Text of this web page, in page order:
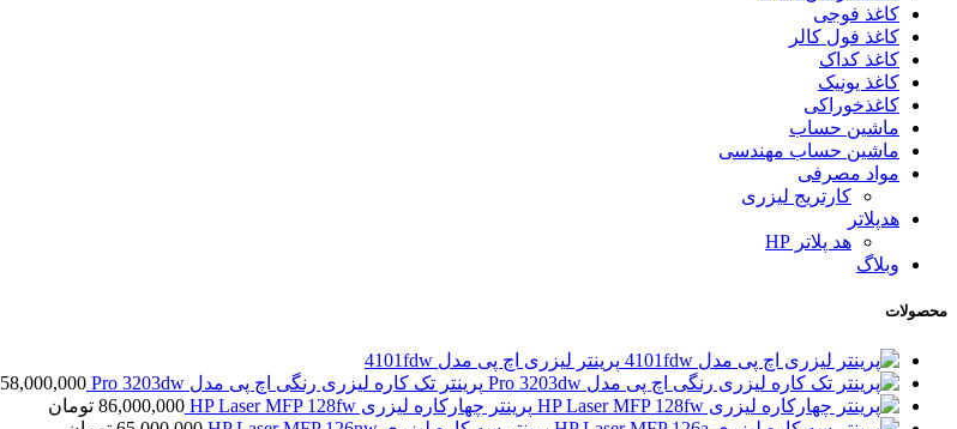
کاغذ فوجی
کاغذ فول کالر
کاغذ کداک
کاغذ یونیک
کاغذخوراکی
ماشین حساب
ماشین حساب مهندسی
مواد مصرفی
کارتریج لیزری
هدپلاتر
هد پلاتر HP
وبلاگ
محصولات
پرینتر لیزری اچ پی مدل 4101fdw
پرینتر تک کاره لیزری رنگی اچ پی مدل Pro 3203dw
58,000,000
پرینتر چهارکاره لیزری HP Laser MFP 128fw
86,000,000 تومان